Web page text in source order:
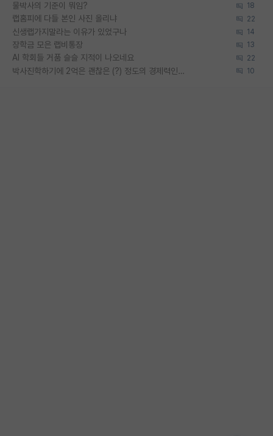
물박사의 기준이 뭐임? 18
랩홈피에 다들 본인 사진 올리냐 22
신생랩가지말라는 이유가 있었구나 14
장학금 모은 랩비통장 13
AI 학회들 거품 슬슬 지적이 나오네요 22
박사진학하기에 2억은 괜찮은 (?) 정도의 경제력인가요 10